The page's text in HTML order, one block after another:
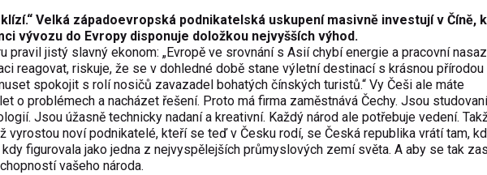
Velká západoevropská podnikatelská uskupení masivně investují v Číně,
vývozu do Evropy disponuje doložkou nejvyšších výhod.
pravil jistý slavný ekonom: „Evropě ve srovnání s Asií chybí energie a pracovní
reagovat, riskuje, že se v dohledné době stane výletní destinací s krásnou přírodou
spokojit s rolí nosičů zavazadel bohatých čínských turistů.“ Vy Češi ale máte
o problémech a nacházet řešení. Proto má firma zaměstnává Čechy. Jsou
Jsou úžasně technicky nadaní a kreativní. Každý národ ale potřebuje vedení.
vyrostou noví podnikatelé, kteří se teď v Česku rodí, se Česká republika vrátí tam,
figurovala jako jedna z nejvyspělejších průmyslových zemí světa. A aby se tak
vašeho národa.